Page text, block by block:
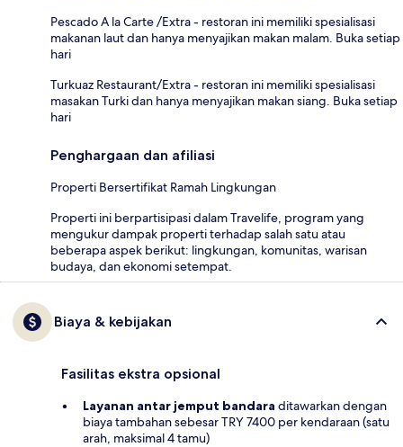
Pescado A la Carte /Extra - restoran ini memiliki spesialisasi
makanan laut dan hanya menyajikan makan malam. Buka setiap
hari
Turkuaz Restaurant/Extra - restoran ini memiliki spesialisasi
masakan Turki dan hanya menyajikan makan siang. Buka setiap
hari
Penghargaan dan afiliasi
Properti Bersertifikat Ramah Lingkungan
Properti ini berpartisipasi dalam Travelife, program yang
mengukur dampak properti terhadap salah satu atau
beberapa aspek berikut: lingkungan, komunitas, warisan
budaya, dan ekonomi setempat.
Biaya & kebijakan
Fasilitas ekstra opsional
Layanan antar jemput bandara ditawarkan dengan
biaya tambahan sebesar TRY 7400 per kendaraan (satu
arah, maksimal 4 tamu)